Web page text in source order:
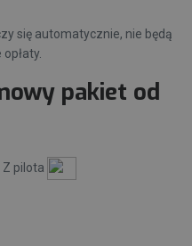
się automatycznie, nie będą
pakiet od
Z pilota